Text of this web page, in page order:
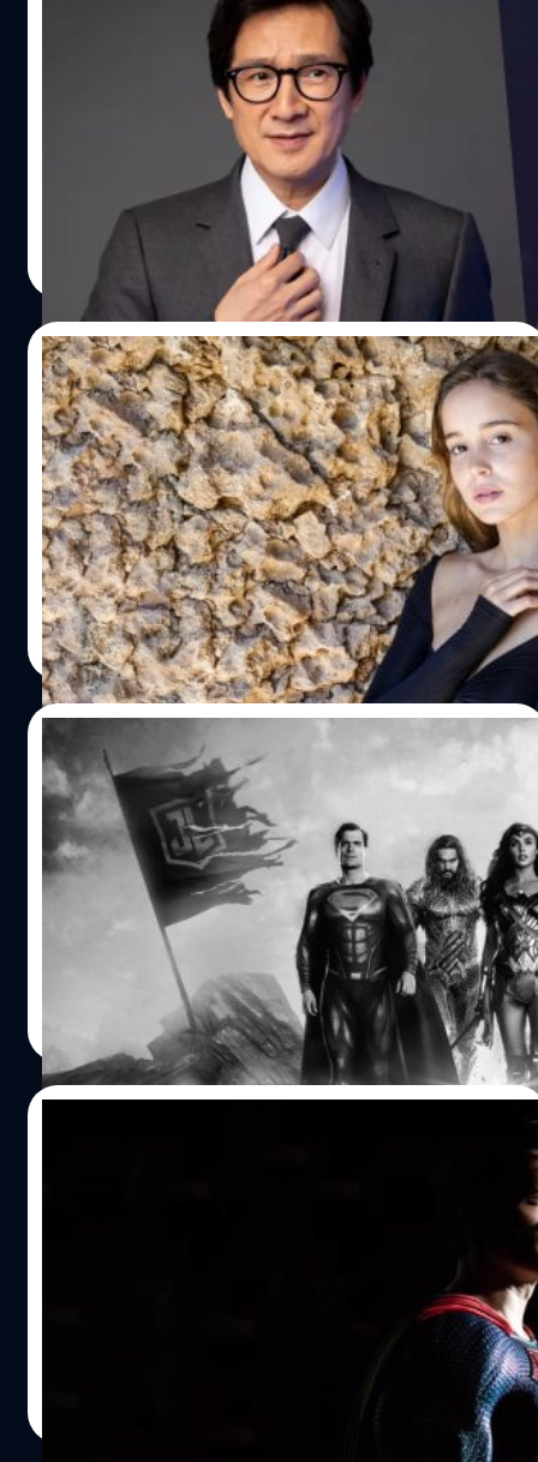
Ke Huy Quan เผย Steven Spielberg ยังส่ง
ของขวัญคริสต์มาสให้ตลอด 38 ปี หลังร่วม
งานใน ‘Indiana Jones 2’
คีฮุยควน (Ke Huy Quan) อดีตนักแสดงเด็กจากหนัง
‘Indiana Jones and the Temple of Doom’ ที่ฉายในปี 1984
เผย สตีเวน สปีลเบิร์ก (Steven Spielberg) ยังคงส่งของขวัญค
ริสมาสต์มาให้เขาตลอด 38 ปีจนถึงตอนนี้
ประภาส อยู่เย็น | 1362 days ago
11/11/2022
รู้จักกับ Alba Baptista ดาราสาวหวานใจวัยละ
อ่อนของพ่อหมี Chris Evans
เปิด 10 เรื่องน่ารู้ของ อัลบา แบปติสตา (Alba Baptista) นัก
แสดงชาวโปรตุเกส เจ้าของหัวใจคนปัจจุบันของพ่อหมี คริส อี
แวนส์ (Chris Evans)
ประภาส อยู่เย็น| 1367 days ago
Read More
26/10/2022
Warner Bros. Discovery ประกาศชื่อเรียก
จักรวาล DC อย่างเป็นทางการว่า ‘DC
Universe’ หรือ DCU
Warner Bros. Discovery ประกาศชื่อเรียกจักรวาล DC ใหม่
อย่างเป็นทางการว่า 'DC Universe' แทนที่ DC (DC Extended
Universe) หรือ DCEU
| 1383 days ago
เฮนรี คาวิลล์ (Henry Cavill) ปล่อยคลิปยืนยันอย่างเป็น
ทางการผ่าน Instagram ว่า เขาจะกลับมารับบทซูเปอร์แมน